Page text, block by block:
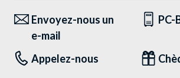
Envoyez-nous un
e-mail
PC-
Appelez-nous